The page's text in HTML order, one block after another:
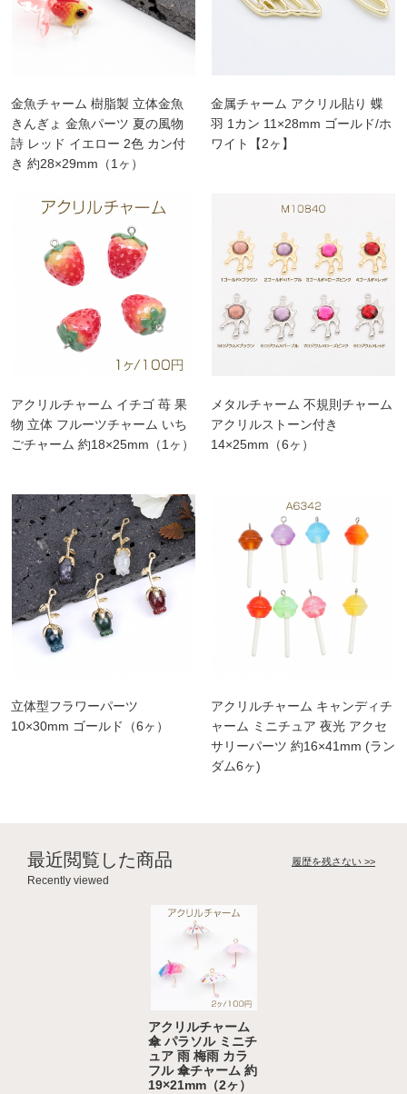
金魚チャーム 樹脂製 立体金魚
きんぎょ 金魚パーツ 夏の風物
詩 レッド イエロー 2色 カン付
き 約28×29mm（1ヶ）
金属チャーム アクリル貼り 蝶
羽 1カン 11×28mm ゴールド/ホ
ワイト【2ヶ】
アクリルチャーム イチゴ 苺 果
物 立体 フルーツチャーム いち
ごチャーム 約18×25mm（1ヶ）
メタルチャーム 不規則チャーム
アクリルストーン付き
14×25mm（6ヶ）
立体型フラワーパーツ
10×30mm ゴールド（6ヶ）
アクリルチャーム キャンディチ
ャーム ミニチュア 夜光 アクセ
サリーパーツ 約16×41mm (ラン
ダム6ヶ)
最近閲覧した商品
Recently viewed
履歴を残さない >>
アクリルチャーム
傘 パラソル ミニチ
ュア 雨 梅雨 カラ
フル 傘チャーム 約
19×21mm（2ヶ）